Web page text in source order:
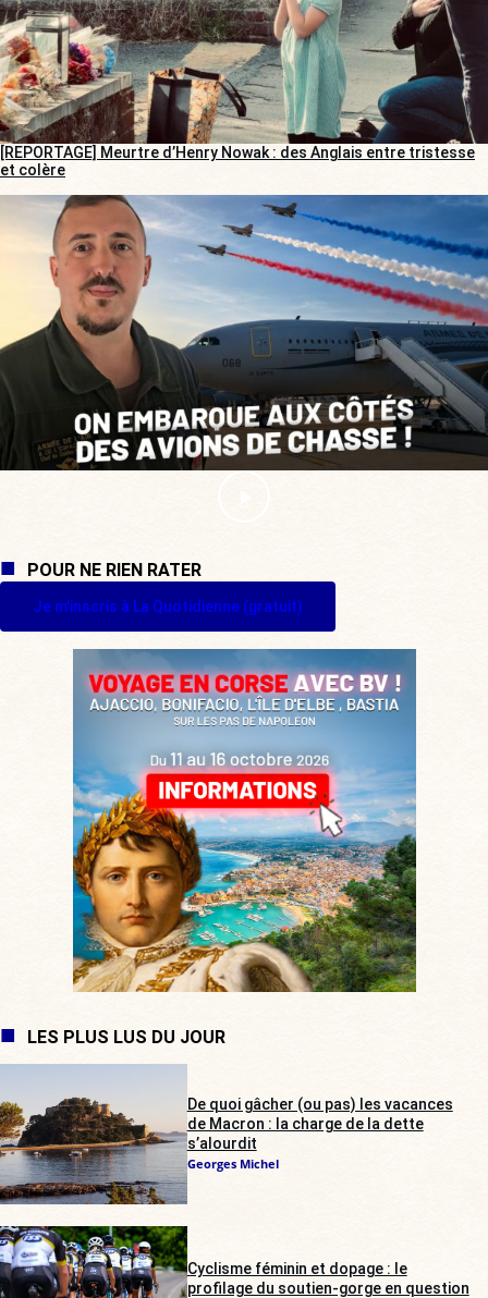
[REPORTAGE] Meurtre d’Henry Nowak : des Anglais entre tristesse
et colère
POUR NE RIEN RATER
Je m'inscris à La Quotidienne (gratuit)
LES PLUS LUS DU JOUR
De quoi gâcher (ou pas) les vacances
de Macron : la charge de la dette
s’alourdit
Georges Michel
Cyclisme féminin et dopage : le
profilage du soutien-gorge en question